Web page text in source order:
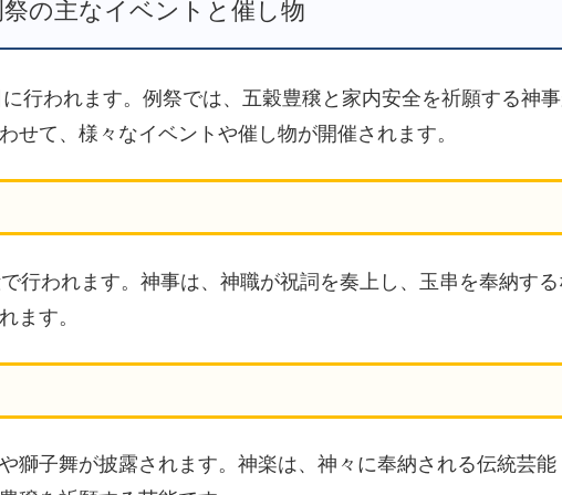
の主なイベントと催し物
行われます。例祭では、五穀豊穣と家内安全を祈願する神
せて、様々なイベントや催し物が開催されます。
行われます。神事は、神職が祝詞を奏上し、玉串を奉納する
ます。
獅子舞が披露されます。神楽は、神々に奉納される伝統芸能